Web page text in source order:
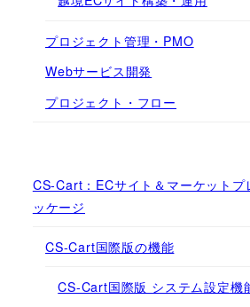
プロジェクト管理・PMO
Webサービス開発
プロジェクト・フロー
CS-Cart：ECサイト＆マーケットプ
ッケージ
CS-Cart国際版の機能
CS-Cart国際版 システム設定機